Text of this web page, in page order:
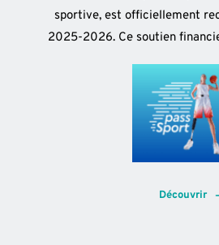
sportive, est officiellement
2025-2026. Ce soutien
Découvrir